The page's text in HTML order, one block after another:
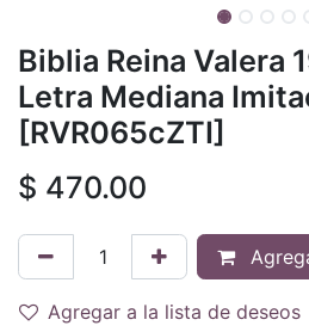
Biblia Reina Valera
Letra Mediana
[RVR065cZTI]
$ 470.00
Agregar a la lista de deseos